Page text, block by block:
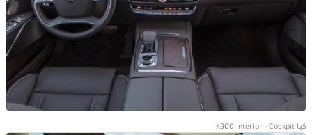
كيا K900 interior - Cockpit